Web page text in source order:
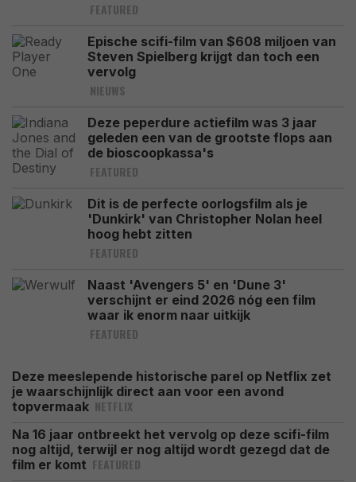
FEATURED
Epische scifi-film van $608 miljoen van
Steven Spielberg krijgt dan toch een
vervolg
NIEUWS
Deze peperdure actiefilm was 3 jaar
geleden een van de grootste flops aan
de bioscoopkassa's
FEATURED
Dit is de perfecte oorlogsfilm als je
'Dunkirk' van Christopher Nolan heel
hoog hebt zitten
FEATURED
Naast 'Avengers 5' en 'Dune 3'
verschijnt er eind 2026 nóg een film
waar ik enorm naar uitkijk
FEATURED
Deze meeslepende historische parel op Netflix zet
je waarschijnlijk direct aan voor een avond
topvermaak NETFLIX
Na 16 jaar ontbreekt het vervolg op deze scifi-film
nog altijd, terwijl er nog altijd wordt gezegd dat de
film er komt FEATURED